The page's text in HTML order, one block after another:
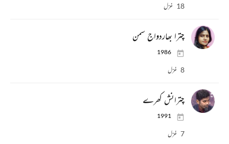
18 غزل
چترا بھاردواج سمن
1986
8 غزل
چترانش کھرے
1991
7 غزل